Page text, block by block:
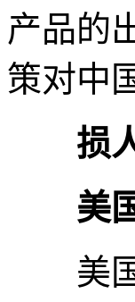
产品的
策对中
损
美国“
美国